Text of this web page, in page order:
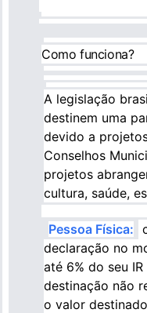
Como funciona?
A legislação
destinem uma
devido a
Conselhos
projetos
cultura, saúde,
Pessoa Física:
declaração no
até 6% do seu
destinação não
o valor